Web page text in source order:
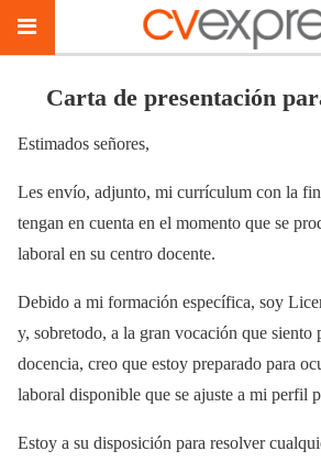
Carta de presentación
Estimados señores,
Les envío, adjunto, mi currículum con la
tengan en cuenta en el momento que se
laboral en su centro docente.
Debido a mi formación específica, soy
y, sobretodo, a la gran vocación que siento
docencia, creo que estoy preparado para
laboral disponible que se ajuste a mi perfil
Estoy a su disposición para resolver